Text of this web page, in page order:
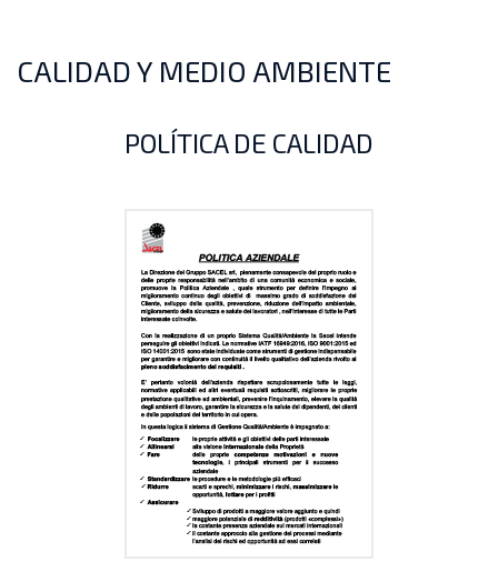
CALIDAD Y MEDIO AMBIENTE
POLÍTICA DE CALIDAD